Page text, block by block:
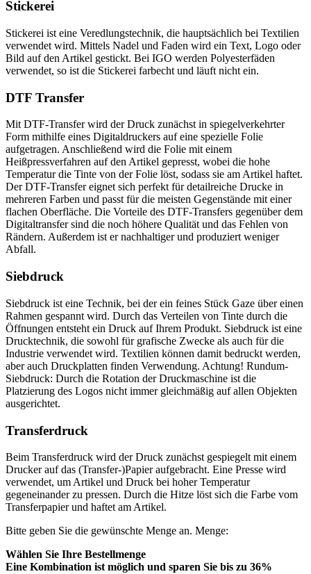
Stickerei
Stickerei ist eine Veredlungstechnik, die hauptsächlich bei Textilien
verwendet wird. Mittels Nadel und Faden wird ein Text, Logo oder
Bild auf den Artikel gestickt. Bei IGO werden Polyesterfäden
verwendet, so ist die Stickerei farbecht und läuft nicht ein.
DTF Transfer
Mit DTF-Transfer wird der Druck zunächst in spiegelverkehrter
Form mithilfe eines Digitaldruckers auf eine spezielle Folie
aufgetragen. Anschließend wird die Folie mit einem
Heißpressverfahren auf den Artikel gepresst, wobei die hohe
Temperatur die Tinte von der Folie löst, sodass sie am Artikel haftet.
Der DTF-Transfer eignet sich perfekt für detailreiche Drucke in
mehreren Farben und passt für die meisten Gegenstände mit einer
flachen Oberfläche. Die Vorteile des DTF-Transfers gegenüber dem
Digitaltransfer sind die noch höhere Qualität und das Fehlen von
Rändern. Außerdem ist er nachhaltiger und produziert weniger
Abfall.
Siebdruck
Siebdruck ist eine Technik, bei der ein feines Stück Gaze über einen
Rahmen gespannt wird. Durch das Verteilen von Tinte durch die
Öffnungen entsteht ein Druck auf Ihrem Produkt. Siebdruck ist eine
Drucktechnik, die sowohl für grafische Zwecke als auch für die
Industrie verwendet wird. Textilien können damit bedruckt werden,
aber auch Druckplatten finden Verwendung. Achtung! Rundum-
Siebdruck: Durch die Rotation der Druckmaschine ist die
Platzierung des Logos nicht immer gleichmäßig auf allen Objekten
ausgerichtet.
Transferdruck
Beim Transferdruck wird der Druck zunächst gespiegelt mit einem
Drucker auf das (Transfer-)Papier aufgebracht. Eine Presse wird
verwendet, um Artikel und Druck bei hoher Temperatur
gegeneinander zu pressen. Durch die Hitze löst sich die Farbe vom
Transferpapier und haftet am Artikel.
Bitte geben Sie die gewünschte Menge an. Menge:
Wählen Sie Ihre Bestellmenge
Eine Kombination ist möglich und sparen Sie bis zu 36%